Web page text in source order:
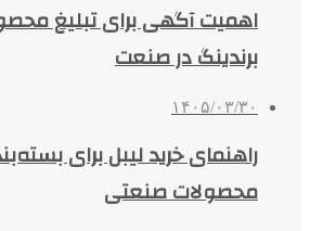
اهمیت آگهی برای تبلیغ
برندینگ در صنعت
۱۴۰۵/۰۳/۳۰
راهنمای خرید لیبل برای
محصولات صنعتی